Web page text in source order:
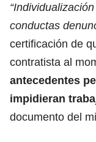
conductas
certificación de
contratista al
antecedentes
impidieran
documento del